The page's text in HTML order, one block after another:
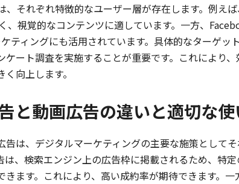
、それぞれ特徴的なユーザー層が存在します。例え
、視覚的なコンテンツに適しています。一方、
ティングにも活用されています。具体的なターゲッ
ケート調査を実施することが重要です。これにより
向上します。
と動画広告の違いと適切な
は、デジタルマーケティングの主要な施策として
は、検索エンジン上の広告枠に掲載されるため、特
きます。これにより、高い成約率が期待できます。